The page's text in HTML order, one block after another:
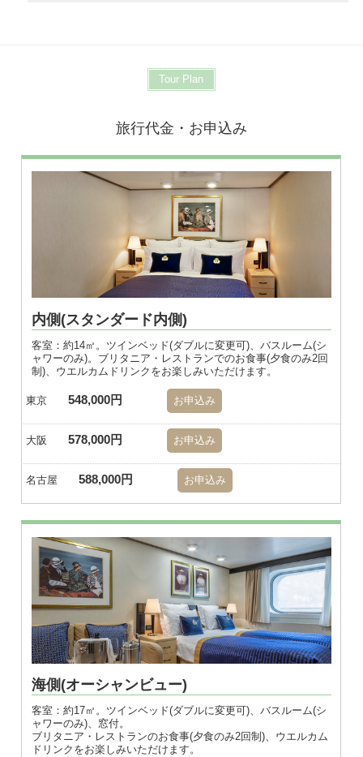
Tour Plan
旅行代金・お申込み
内側(スタンダード内側)
客室：約14㎡。ツインベッド(ダブルに変更可)、バスルーム(シ
ャワーのみ)。ブリタニア・レストランでのお食事(夕食のみ2回
制)、ウエルカムドリンクをお楽しみいただけます。
東京 548,000円 お申込み
大阪 578,000円 お申込み
名古屋 588,000円 お申込み
海側(オーシャンビュー)
客室：約17㎡。ツインベッド(ダブルに変更可)、バスルーム(シ
ャワーのみ)、窓付。
ブリタニア・レストランのお食事(夕食のみ2回制)、ウエルカム
ドリンクをお楽しみいただけます。